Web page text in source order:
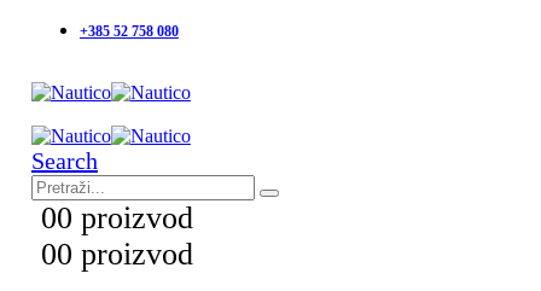
+385 52 758 080
Search
00 proizvod
00 proizvod